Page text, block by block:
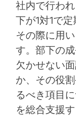
社内で行わ
下が1対1で
その際に用
す。部下の
欠かせない
か、その役
るべき項目
を総合支援